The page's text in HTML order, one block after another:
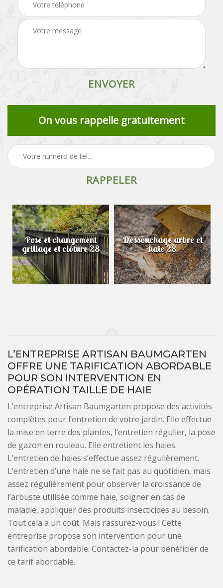
On vous rappelle gratuitement
Pose et changement
grillage et clôture 28
Dessouchage arbre et
haie 28
L’ENTREPRISE ARTISAN BAUMGARTEN
OFFRE UNE TARIFICATION ABORDABLE
POUR SON INTERVENTION EN
OPÉRATION TAILLE DE HAIE
L’entreprise Artisan Baumgarten propose des activités
complètes pour l’entretien de votre jardin. Elle effectue
la mise en terre des plantes, l’entretien régulier, la pose
de gazon en rouleau. Elle entretient les haies.
L’entretien de haies s’effectue assez régulièrement.
L’entretien d’une haie ne se fait pas au quotidien, mais
assez régulièrement pour observer la croissance de
l’arbuste utilisée comme haie, soigner en cas de
maladie, appliquer des produits insecticides au besoin.
Tout cela a un coût. Mais rassurez-vous ! Cette
entreprise propose son intervention pour une
tarification abordable. Contactez-la pour bénéficier de
ce tarif abordable.